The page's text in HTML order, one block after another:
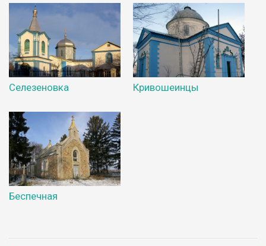
Селезеновка Кривошеинцы
Беспечная